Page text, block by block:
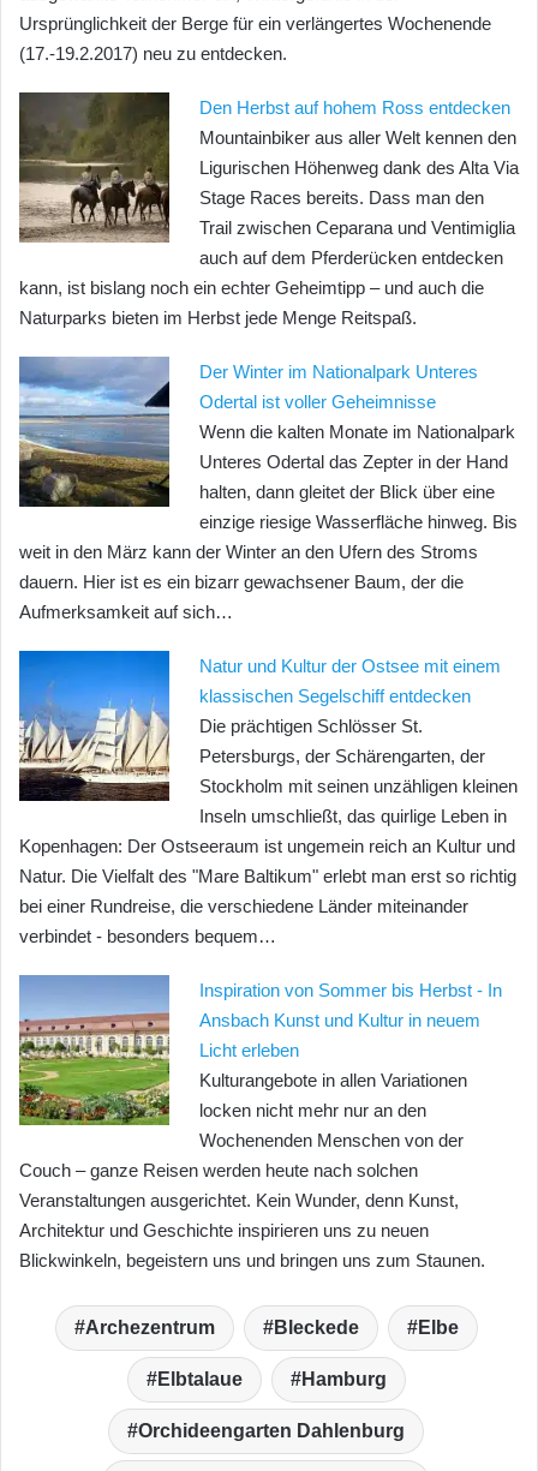
Ursprünglichkeit der Berge für ein verlängertes Wochenende
(17.-19.2.2017) neu zu entdecken.
Den Herbst auf hohem Ross entdecken
Mountainbiker aus aller Welt kennen den
Ligurischen Höhenweg dank des Alta Via
Stage Races bereits. Dass man den
Trail zwischen Ceparana und Ventimiglia
auch auf dem Pferderücken entdecken
kann, ist bislang noch ein echter Geheimtipp – und auch die
Naturparks bieten im Herbst jede Menge Reitspaß.
Der Winter im Nationalpark Unteres
Odertal ist voller Geheimnisse
Wenn die kalten Monate im Nationalpark
Unteres Odertal das Zepter in der Hand
halten, dann gleitet der Blick über eine
einzige riesige Wasserfläche hinweg. Bis
weit in den März kann der Winter an den Ufern des Stroms
dauern. Hier ist es ein bizarr gewachsener Baum, der die
Aufmerksamkeit auf sich…
Natur und Kultur der Ostsee mit einem
klassischen Segelschiff entdecken
Die prächtigen Schlösser St.
Petersburgs, der Schärengarten, der
Stockholm mit seinen unzähligen kleinen
Inseln umschließt, das quirlige Leben in
Kopenhagen: Der Ostseeraum ist ungemein reich an Kultur und
Natur. Die Vielfalt des "Mare Baltikum" erlebt man erst so richtig
bei einer Rundreise, die verschiedene Länder miteinander
verbindet - besonders bequem…
Inspiration von Sommer bis Herbst - In
Ansbach Kunst und Kultur in neuem
Licht erleben
Kulturangebote in allen Variationen
locken nicht mehr nur an den
Wochenenden Menschen von der
Couch – ganze Reisen werden heute nach solchen
Veranstaltungen ausgerichtet. Kein Wunder, denn Kunst,
Architektur und Geschichte inspirieren uns zu neuen
Blickwinkeln, begeistern uns und bringen uns zum Staunen.
Archezentrum Bleckede Elbe
Elbtalaue Hamburg
Orchideengarten Dahlenburg